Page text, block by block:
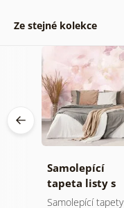
Ze stejné kolekce
Samolepící
tapeta listy s
pastelovým
Samolepící tapety